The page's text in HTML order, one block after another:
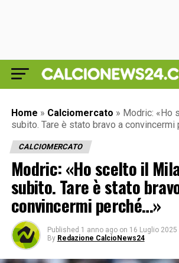
Home » Calciomercato » Modric: «Ho
subito. Tare è stato bravo a convincermi
CALCIOMERCATO
Modric: «Ho scelto il
subito. Tare è stato
convincermi perché…»
Published 1 anno ago on 16 Luglio 2025
By Redazione CalcioNews24